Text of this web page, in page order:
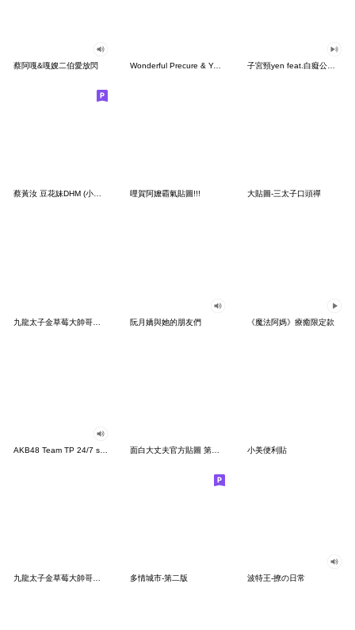
蔡阿嘎&嘎嫂二伯愛放閃 Wonderful Precure & You and Idol Precure 子宮頸yen feat.白癡公主之超夯語
蔡黃汝 豆花妹DHM (小惡魔篇) 哩賀阿嬤霸氣貼圖!!! 大貼圖-三太子口頭禪
阮月嬌與她的朋友們 《魔法阿媽》療癒限定款
小美便利貼
九龍太子金草莓大帥哥 日常用語二 多情城市-第二版 波特王-撩の日常